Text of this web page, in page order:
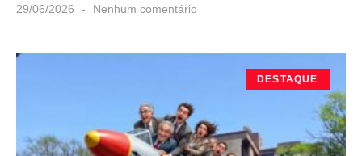
29/06/2026 Nenhum comentário
DESTAQUE